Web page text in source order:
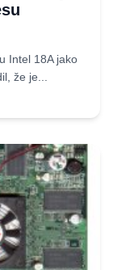
Intel 18A jako
že je...